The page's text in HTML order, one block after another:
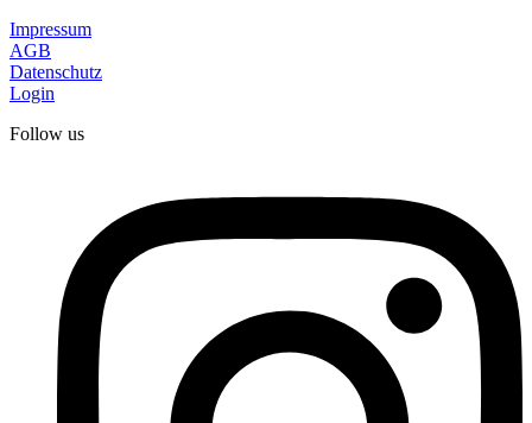
Impressum
AGB
Datenschutz
Login
Follow us